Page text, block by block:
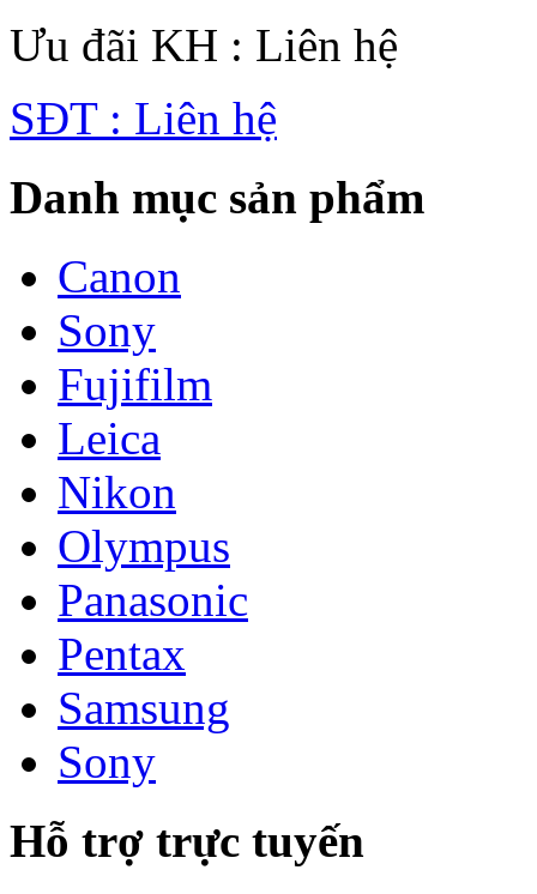
Ưu đãi KH : Liên hệ
SĐT : Liên hệ
Danh mục sản phẩm
Canon
Sony
Fujifilm
Leica
Nikon
Olympus
Panasonic
Pentax
Samsung
Sony
Hỗ trợ trực tuyến